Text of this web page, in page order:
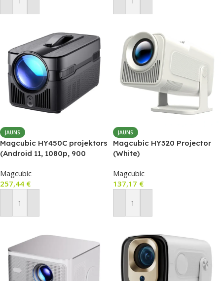
Pievienot Grozam Pievienot Grozam
JAUNS
Magcubic HY450C projektors
(Android 11, 1080p, 900
Magcubic
257,44 €
Pievienot Grozam
JAUNS
Magcubic HY320 Projector
(White)
Magcubic
137,17 €
Pievienot Grozam